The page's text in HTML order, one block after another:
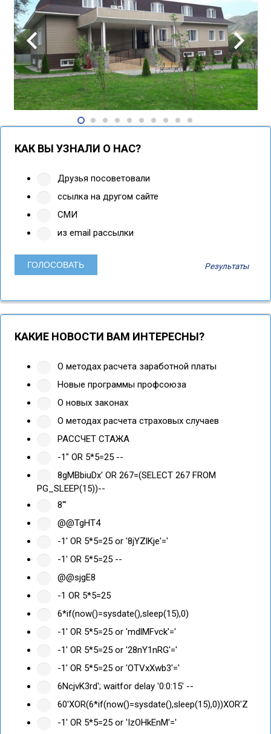
КАК ВЫ УЗНАЛИ О НАС?
Друзья посоветовали
ссылка на другом сайте
СМИ
из email рассылки
Результаты
КАКИЕ НОВОСТИ ВАМ ИНТЕРЕСНЫ?
О методах расчета заработной платы
Новые программы профсоюза
О новых законах
О методах расчета страховых случаев
РАССЧЕТ СТАЖА
-1" OR 5*5=25 --
8gMBbiuDx' OR 267=(SELECT 267 FROM
PG_SLEEP(15))--
8'"
@@TgHT4
-1' OR 5*5=25 or '8jYZlKje'='
-1' OR 5*5=25 --
@@sjgE8
-1 OR 5*5=25
6*if(now()=sysdate(),sleep(15),0)
-1' OR 5*5=25 or 'mdlMFvck'='
-1' OR 5*5=25 or '28nY1nRG'='
-1' OR 5*5=25 or 'OTVxXwb3'='
6NcjvK3rd'; waitfor delay '0:0:15' --
60'XOR(6*if(now()=sysdate(),sleep(15),0))XOR'Z
-1' OR 5*5=25 or 'IzOHkEnM'='